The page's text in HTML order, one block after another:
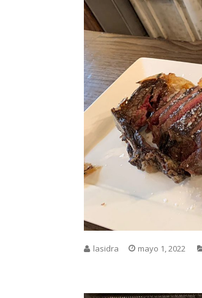
lasidra mayo 1, 2022